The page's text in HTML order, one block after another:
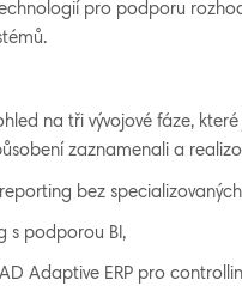
pro podporu
na tři vývojové fáze, které
zaznamenali a
bez
s podporou BI,
Adaptive ERP pro